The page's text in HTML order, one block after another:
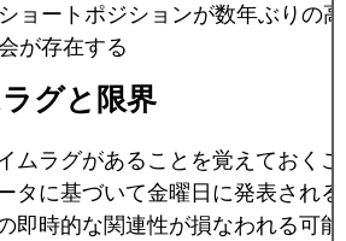
ョートポジションが数年ぶりの高
が存在する
グと限界
ムラグがあることを覚えておく
タに基づいて金曜日に発表され
即時的な関連性が損なわれる可